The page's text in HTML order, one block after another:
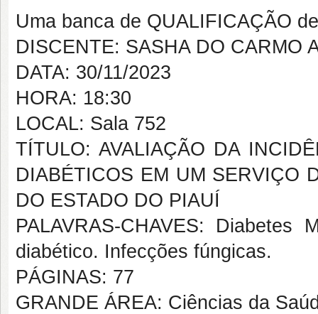
Uma banca de QUALIFICAÇÃO
DISCENTE: SASHA DO CARMO
DATA: 30/11/2023
HORA: 18:30
LOCAL: Sala 752
TÍTULO: AVALIAÇÃO DA
DIABÉTICOS EM UM SERVIÇO
DO ESTADO DO PIAUÍ
PALAVRAS-CHAVES: Diabetes
diabético. Infecções fúngicas.
PÁGINAS: 77
GRANDE ÁREA: Ciências da